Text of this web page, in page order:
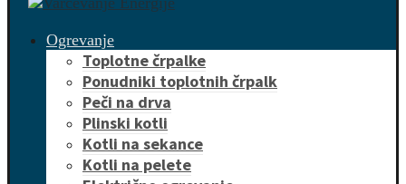
Ogrevanje
Toplotne črpalke
Ponudniki toplotnih črpalk
Peči na drva
Plinski kotli
Kotli na sekance
Kotli na pelete